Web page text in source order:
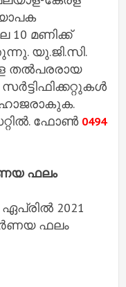
10 മണിക്ക്
യു.ജി.സി.
തല്‍പരരായ
ഫോണ്‍ 0494
ഫലം
2021
ഫലം